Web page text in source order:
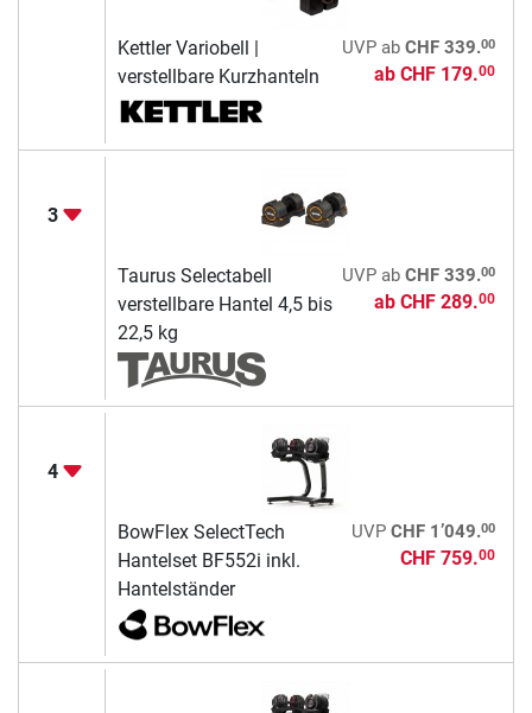
Kettler Variobell |
verstellbare Kurzhanteln
UVPab CHF 339.00
ab CHF 179.00
3
Taurus Selectabell
verstellbare Hantel 4,5 bis
22,5 kg
UVPab CHF 339.00
ab CHF 289.00
4
BowFlex SelectTech
Hantelset BF552i inkl.
Hantelständer
UVP CHF 1’049.00
CHF 759.00